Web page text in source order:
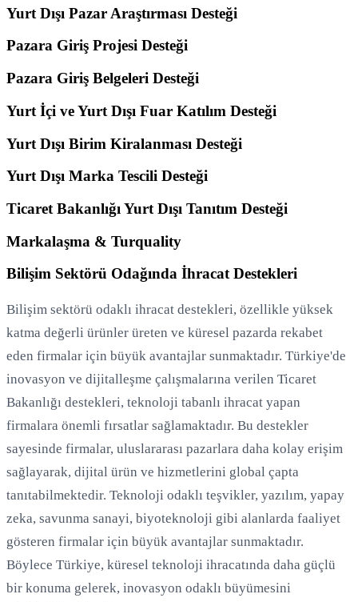
Yurt Dışı Pazar Araştırması Desteği
Pazara Giriş Projesi Desteği
Pazara Giriş Belgeleri Desteği
Yurt İçi ve Yurt Dışı Fuar Katılım Desteği
Yurt Dışı Birim Kiralanması Desteği
Yurt Dışı Marka Tescili Desteği
Ticaret Bakanlığı Yurt Dışı Tanıtım Desteği
Markalaşma & Turquality
Bilişim Sektörü Odağında İhracat Destekleri
Bilişim sektörü odaklı ihracat destekleri, özellikle yüksek
katma değerli ürünler üreten ve küresel pazarda rekabet
eden firmalar için büyük avantajlar sunmaktadır. Türkiye'de
inovasyon ve dijitalleşme çalışmalarına verilen Ticaret
Bakanlığı destekleri, teknoloji tabanlı ihracat yapan
firmalara önemli fırsatlar sağlamaktadır. Bu destekler
sayesinde firmalar, uluslararası pazarlara daha kolay erişim
sağlayarak, dijital ürün ve hizmetlerini global çapta
tanıtabilmektedir. Teknoloji odaklı teşvikler, yazılım, yapay
zeka, savunma sanayi, biyoteknoloji gibi alanlarda faaliyet
gösteren firmalar için büyük avantajlar sunmaktadır.
Böylece Türkiye, küresel teknoloji ihracatında daha güçlü
bir konuma gelerek, inovasyon odaklı büyümesini